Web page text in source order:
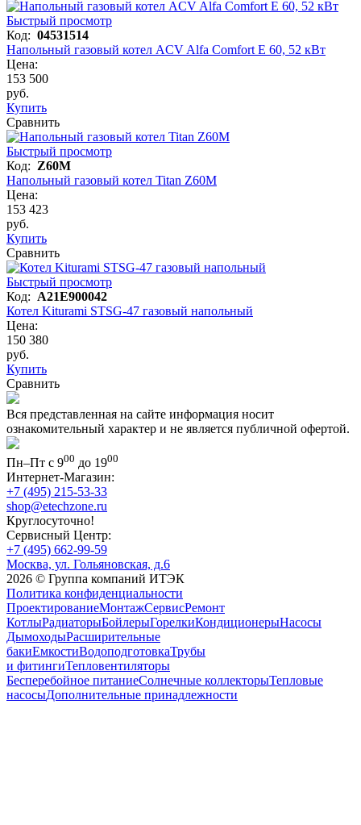
Быстрый просмотр
Код: 04531514
Напольный газовый котел ACV Alfa Comfort E 60, 52 кВт
Цена:
153 500
руб.
Купить
Сравнить
Быстрый просмотр
Код: Z60M
Напольный газовый котел Titan Z60M
Цена:
153 423
руб.
Купить
Сравнить
Быстрый просмотр
Код: A21E900042
Котел Kiturami STSG-47 газовый напольный
Цена:
150 380
руб.
Купить
Сравнить
Вся представленная на сайте информация носит
ознакомительный характер и не является публичной офертой.
Пн–Пт с 900 до 1900
Интернет-Магазин:
+7 (495) 215-53-33
shop@etechzone.ru
Круглосуточно!
Сервисный Центр:
+7 (495) 662-99-59
Москва, ул. Гольяновская, д.6
2026 © Группа компаний ИТЭК
Политика конфиденциальности
ПроектированиеМонтажСервисРемонт
КотлыРадиаторыБойлерыГорелкиКондиционерыНасосы
ДымоходыРасширительные
бакиЕмкостиВодоподготовкаТрубы
и фитингиТепловентиляторы
Бесперебойное питаниеСолнечные коллекторыТепловые
насосыДополнительные принадлежности